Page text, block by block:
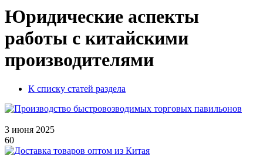
Юридические аспекты
работы с китайскими
производителями
К списку статей раздела
3 июня 2025
60